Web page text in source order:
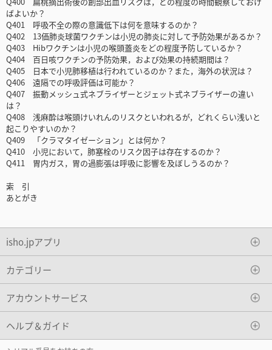
ばよいか？
Q401 呼吸不全の際の意識低下は何を意味するのか？
Q402 13価肺炎球菌ワクチンは小児の肺炎に対して予防効果があるか？
Q403 Hibワクチンは小児の喉頭蓋炎をどの程度予防しているか？
Q404 百日咳ワクチンの予防効果，および効果の持続期間は？
Q405 日本で小児肺移植は行われているのか？また，海外の状況は？
Q406 遠隔での呼吸評価は可能か？
Q407 振動メッシュ式ネブライザーとジェット式ネブライザーの違い
は？
Q408 浅麻酔は喉頭けいれんのリスクといわれるが，どれくらい浅いと
起こりやすいのか？
Q409 「クラマタイゼーション」とは何か？
Q410 小児において，肺塞栓のリスク因子は存在するのか？
Q411 胃内ガス，胃の過膨張は呼吸に影響を及ぼしうるのか？
索 引
あとがき
isho.jpアプリ
カテゴリー
アカウントサービス
ヘルプ＆ガイド